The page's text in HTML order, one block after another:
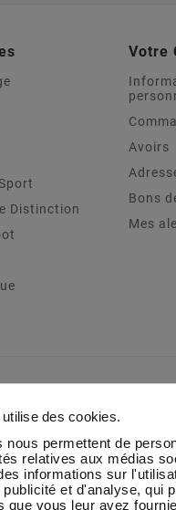
Distinction
Votre
Avoirs
Bons
Mes
des cookies.
nous permettent de
relatives aux médias
informations sur
et d'analyse, qui
que vous leur avez